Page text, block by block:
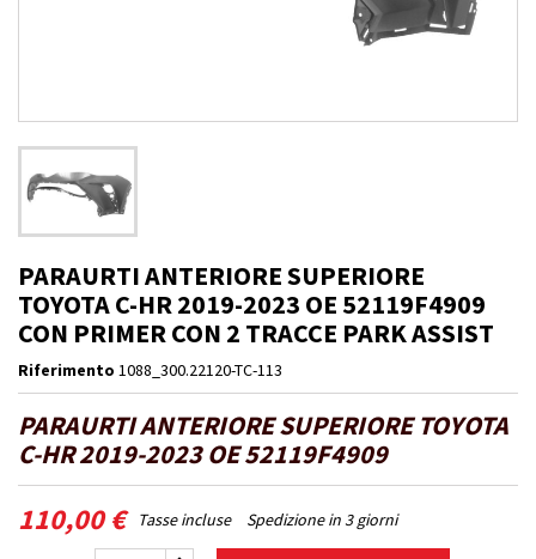
PARAURTI ANTERIORE SUPERIORE
TOYOTA C-HR 2019-2023 OE 52119F4909
CON PRIMER CON 2 TRACCE PARK ASSIST
Riferimento 1088_300.22120-TC-113
PARAURTI ANTERIORE SUPERIORE TOYOTA
C-HR 2019-2023 OE 52119F4909
110,00 € Tasse incluse Spedizione in 3 giorni